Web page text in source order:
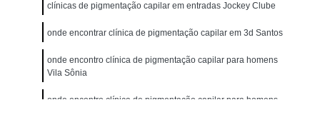
Micropigmentação Cabelo Masculino
Micropigmentação Capilar 4d
Micropigmentação Capilar Cabelo Grande
Micropigmentação Capilar Fio a Fio
Micropigmentação Capilar Realista
clínicas de pigmentação capilar em entradas Jockey Clube
onde encontrar clínica de pigmentação capilar em 3d Santos
onde encontro clínica de pigmentação capilar para homens
Vila Sônia
onde encontro clínica de pigmentação capilar para homens